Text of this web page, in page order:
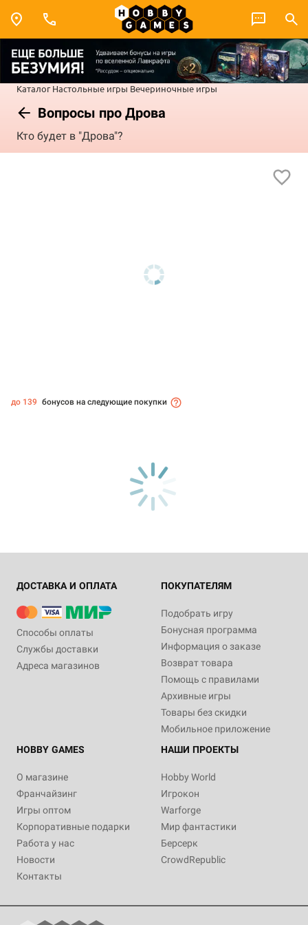
Каталог Настольные игры Вечериночные игры
Вопросы про Дрова
Кто будет в "Дрова"?
до 139 бонусов на следующие покупки
ДОСТАВКА И ОПЛАТА
Способы оплаты
Службы доставки
Адреса магазинов
ПОКУПАТЕЛЯМ
Подобрать игру
Бонусная программа
Информация о заказе
Возврат товара
Помощь с правилами
Архивные игры
Товары без скидки
Мобильное приложение
HOBBY GAMES
О магазине
Франчайзинг
Игры оптом
Корпоративные подарки
Работа у нас
Новости
Контакты
НАШИ ПРОЕКТЫ
Hobby World
Игрокон
Warforge
Мир фантастики
Берсерк
CrowdRepublic